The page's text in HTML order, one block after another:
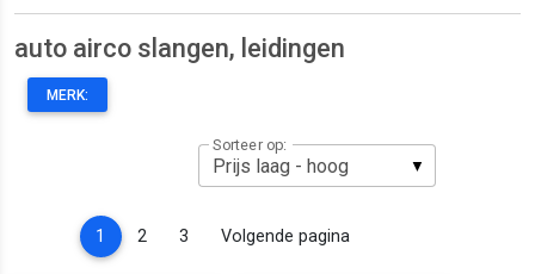
auto airco slangen, leidingen
MERK:
Sorteer op:
1 (current)
2 3 Volgende pagina